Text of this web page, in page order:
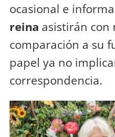
ocasional e
reina asistirán con
comparación a su
papel ya no
correspondencia.